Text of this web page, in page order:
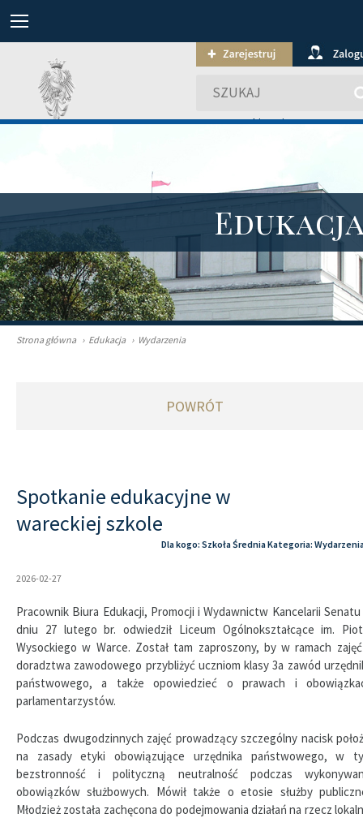
wyszukiwanie
Strona główna › Edukacja › Wydarzenia
POWRÓT
Spotkanie edukacyjne w
wareckiej szkole
Dla kogo: Szkoła Średnia Kategoria:
2026-02-27
Pracownik Biura Edukacji, Promocji i Wydawnictw Kancelarii
dniu 27 lutego br. odwiedził Liceum Ogólnokształcące im.
Wysockiego w Warce. Został tam zaproszony, by w ramach
doradztwa zawodowego przybliżyć uczniom klasy 3a zawód
państwowego, a także opowiedzieć o prawach i
parlamentarzystów.
Podczas dwugodzinnych zajęć prowadzący szczególny nacisk
na zasady etyki obowiązujące urzędnika państwowego, w
bezstronność i polityczną neutralność podczas
obowiązków służbowych. Mówił także o etosie służby
Młodzież została zachęcona do podejmowania działań na rzecz